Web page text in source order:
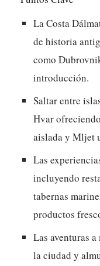
La Costa
de historia
como
introducción.
Saltar entre
Hvar
aislada y Mljet
Las
incluyendo
tabernas
productos
Las aventuras
la ciudad y